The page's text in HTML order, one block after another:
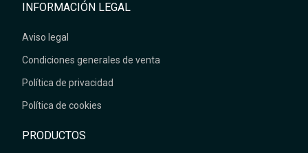
INFORMACIÓN LEGAL
Aviso legal
Condiciones generales de venta
Política de privacidad
Política de cookies
PRODUCTOS